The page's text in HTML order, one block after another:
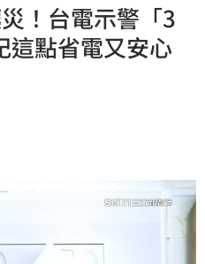
！台電示警「3
點省電又安心